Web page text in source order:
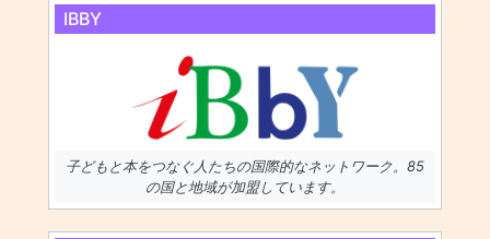
IBBY
子どもと本をつなぐ人たちの国際的なネットワーク。85
の国と地域が加盟しています。